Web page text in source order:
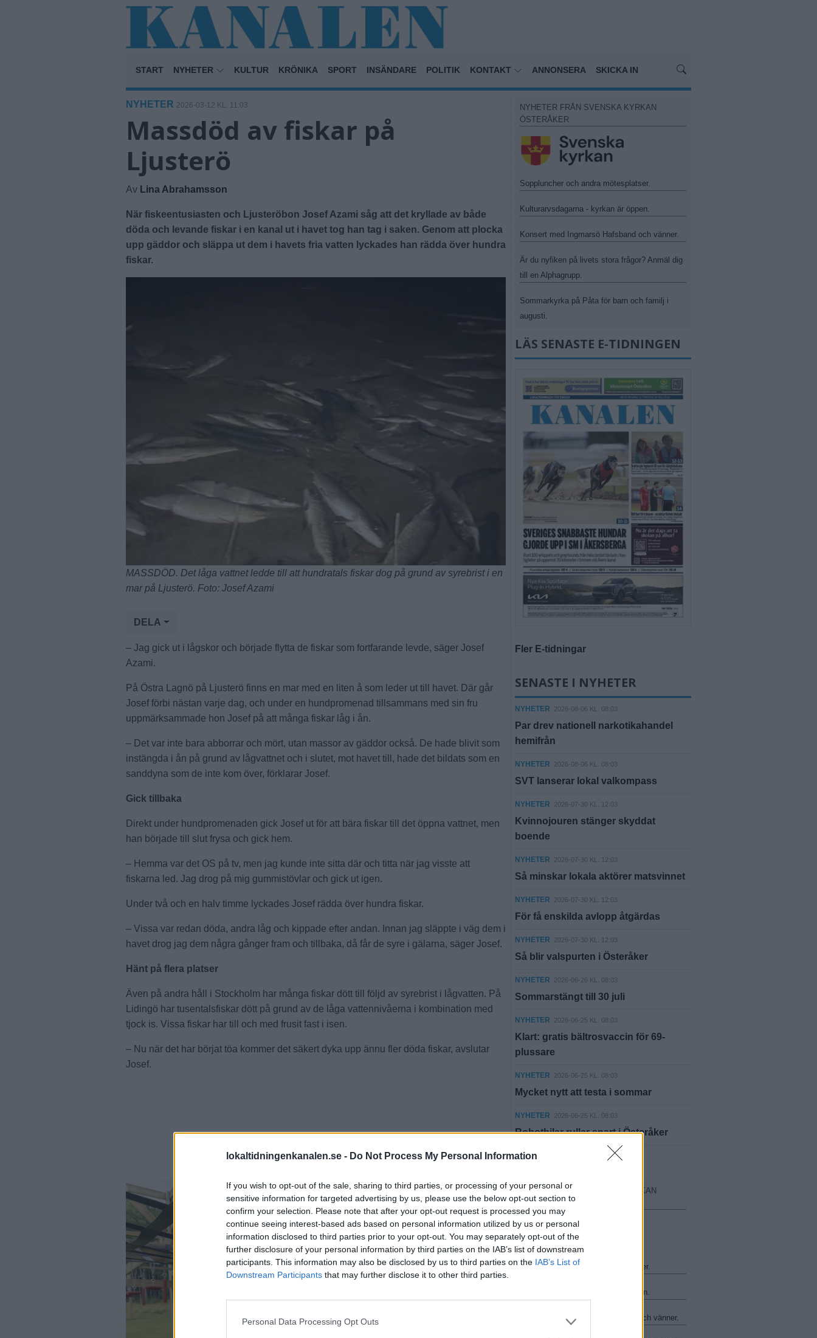
lokaltidningenkanalen.se - Do Not Process My Personal Information
If you wish to opt-out of the sale, sharing to third parties, or processing of your personal or
sensitive information for targeted advertising by us, please use the below opt-out section to
confirm your selection. Please note that after your opt-out request is processed you may
continue seeing interest-based ads based on personal information utilized by us or personal
information disclosed to third parties prior to your opt-out. You may separately opt-out of the
further disclosure of your personal information by third parties on the IAB’s list of downstream
participants. This information may also be disclosed by us to third parties on the IAB’s List of
Downstream Participants that may further disclose it to other third parties.
Personal Data Processing Opt Outs
START NYHETER KULTUR KRÖNIKA SPORT INSÄNDARE POLITIK KONTAKT ANNONSERA SKICKA IN
NYHETER 2026-03-12 KL. 11:03
Massdöd av fiskar på
Ljusterö
Av Lina Abrahamsson
När fiskeentusiasten och Ljusteröbon Josef Azami såg att det kryllade av både
döda och levande fiskar i en kanal ut i havet tog han tag i saken. Genom att plocka
upp gäddor och släppa ut dem i havets fria vatten lyckades han rädda över hundra
fiskar.
MASSDÖD. Det låga vattnet ledde till att hundratals fiskar dog på grund av syrebrist i en
mar på Ljusterö. Foto: Josef Azami
DELA
– Jag gick ut i lågskor och började flytta de fiskar som fortfarande levde, säger Josef
Azami.
På Östra Lagnö på Ljusterö finns en mar med en liten å som leder ut till havet. Där går
Josef förbi nästan varje dag, och under en hundpromenad tillsammans med sin fru
uppmärksammade hon Josef på att många fiskar låg i ån.
– Det var inte bara abborrar och mört, utan massor av gäddor också. De hade blivit som
instängda i ån på grund av lågvattnet och i slutet, mot havet till, hade det bildats som en
sanddyna som de inte kom över, förklarar Josef.
Gick tillbaka
Direkt under hundpromenaden gick Josef ut för att bära fiskar till det öppna vattnet, men
han började till slut frysa och gick hem.
– Hemma var det OS på tv, men jag kunde inte sitta där och titta när jag visste att
fiskarna led. Jag drog på mig gummistövlar och gick ut igen.
Under två och en halv timme lyckades Josef rädda över hundra fiskar.
– Vissa var redan döda, andra låg och kippade efter andan. Innan jag släppte i väg dem i
havet drog jag dem några gånger fram och tillbaka, då får de syre i gälarna, säger Josef.
Hänt på flera platser
Även på andra håll i Stockholm har många fiskar dött till följd av syrebrist i lågvatten. På
Lidingö har tusentalsfiskar dött på grund av de låga vattennivåerna i kombination med
tjock is. Vissa fiskar har till och med frusit fast i isen.
– Nu när det har börjat töa kommer det säkert dyka upp ännu fler döda fiskar, avslutar
Josef.
NYHETER FRÅN SVENSKA KYRKAN
ÖSTERÅKER
Soppluncher och andra mötesplatser.
Kulturarvsdagarna - kyrkan är öppen.
Konsert med Ingmarsö Hafsband och vänner.
Är du nyfiken på livets stora frågor? Anmäl dig
till en Alphagrupp.
Sommarkyrka på Påta för barn och familj i
augusti.
LÄS SENASTE E-TIDNINGEN
Fler E-tidningar
SENASTE I NYHETER
NYHETER 2026-08-06 KL. 08:03
Par drev nationell narkotikahandel
hemifrån
NYHETER 2026-08-06 KL. 08:03
SVT lanserar lokal valkompass
NYHETER 2026-07-30 KL. 12:03
Kvinnojouren stänger skyddat
boende
NYHETER 2026-07-30 KL. 12:03
Så minskar lokala aktörer matsvinnet
NYHETER 2026-07-30 KL. 12:03
För få enskilda avlopp åtgärdas
NYHETER 2026-07-30 KL. 12:03
Så blir valspurten i Österåker
NYHETER 2026-06-26 KL. 08:03
Sommarstängt till 30 juli
NYHETER 2026-06-25 KL. 08:03
Klart: gratis bältrosvaccin för 69-
plussare
NYHETER 2026-06-25 KL. 08:03
Mycket nytt att testa i sommar
NYHETER 2026-06-25 KL. 08:03
Robotbilar rullar snart i Österåker
Fler nyheter
NYHETER FRÅN SVENSKA KYRKAN
ÖSTERÅKER
Soppluncher och andra mötesplatser.
Kulturarvsdagarna - kyrkan är öppen.
Konsert med Ingmarsö Hafsband och vänner.